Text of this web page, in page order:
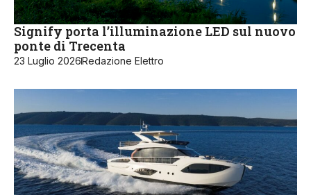
Signify porta l’illuminazione LED sul nuovo
ponte di Trecenta
23 Luglio 2026Redazione Elettro